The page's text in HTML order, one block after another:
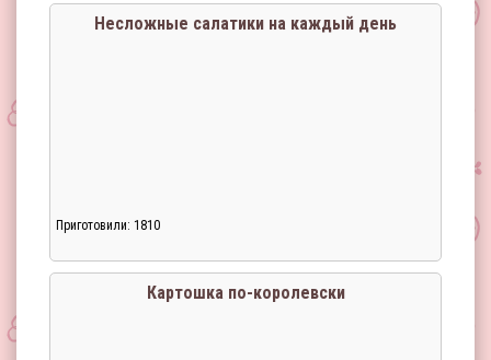
Несложные салатики на каждый день
Приготовили: 1810
Картошка по-королевски